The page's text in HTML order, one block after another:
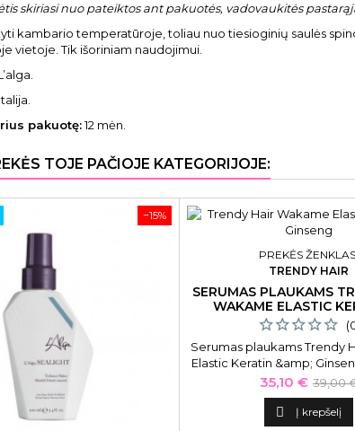
skiriasi nuo pateiktos ant pakuotės, vadovaukitės
kambario temperatūroje, toliau nuo tiesioginių saulės
vietoje. Tik išoriniam naudojimui.
Italija.
pakuotę:12 mėn.
TOJE PAČIOJE KATEGORIJOJE:
−15%
PREKĖS
TRENDY HAIR
SERUMAS PLAUKAMS
WAKAME ELASTIC
GINSENG
Serumas plaukams Trendy
Elastic Keratin &amp;
grynu keratinu ir
Kaina
35,10 € Bazinė
kaina
39,00
 Į krepšelį